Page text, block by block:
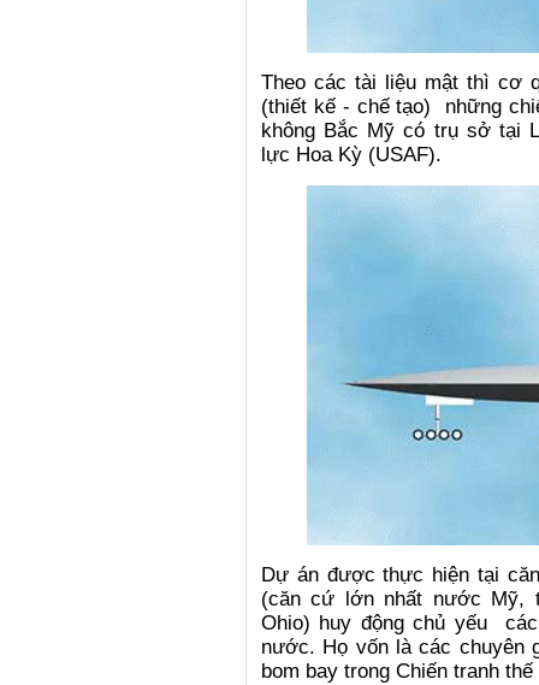
Theo các tài liệu mật thì cơ
(thiết kế - chế tạo) những
không Bắc Mỹ có trụ sở tại
lực Hoa Kỳ (USAF).
Dự án được thực hiện tại
(căn cứ lớn nhất nước Mỹ,
Ohio) huy động chủ yếu
nước. Họ vốn là các chuyên
bom bay trong Chiến tranh